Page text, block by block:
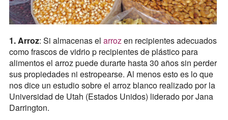
1. Arroz: Si almacenas el arrozen recipientes adecuados
como frascos de vidrio p recipientes de plástico para
alimentos el arroz puede durarte hasta 30 años sin perder
sus propiedades ni estropearse. Al menos esto es lo que
nos dice un estudio sobre el arroz blanco realizado por la
Universidad de Utah (Estados Unidos) liderado por Jana
Darrington.